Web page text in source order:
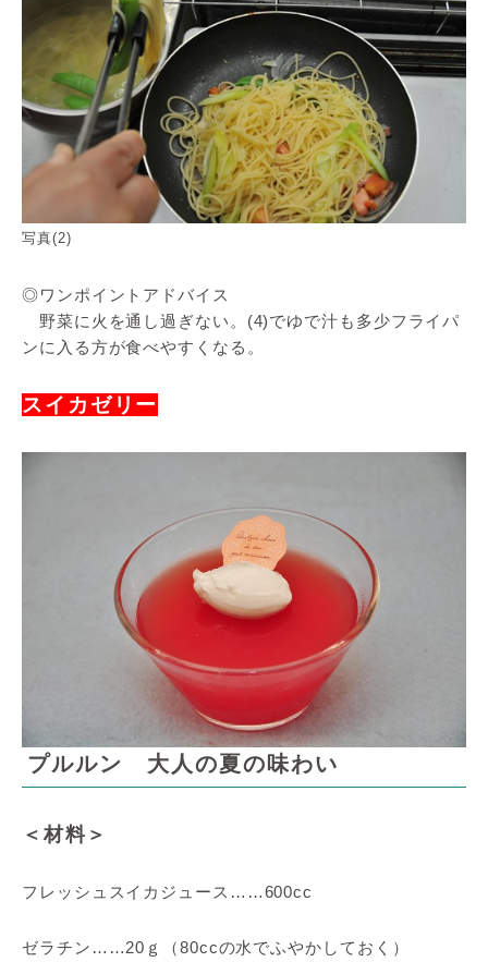
写真(2)
◎ワンポイントアドバイス
野菜に火を通し過ぎない。(4)でゆで汁も多少フライパ
ンに入る方が食べやすくなる。
スイカゼリー
プルルン 大人の夏の味わい
＜材料＞
フレッシュスイカジュース……600cc
ゼラチン……20ｇ（80ccの水でふやかしておく）